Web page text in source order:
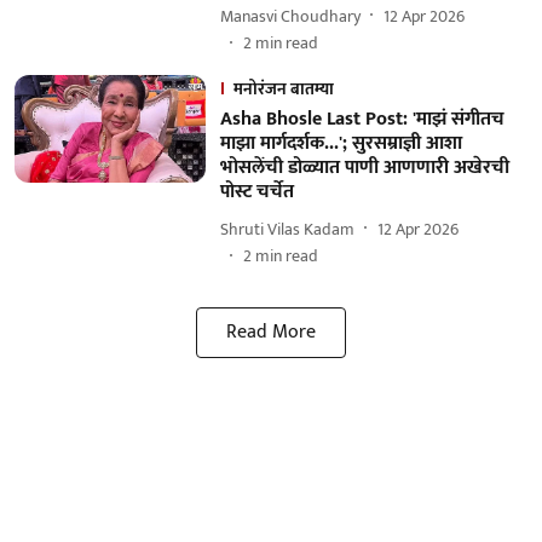
Manasvi Choudhary
12 Apr 2026
2min read
मनोरंजन बातम्या
Asha Bhosle Last Post: 'माझं संगीतच
माझा मार्गदर्शक...'; सुरसम्राज्ञी आशा
भोसलेंची डोळ्यात पाणी आणणारी अखेरची
पोस्ट चर्चेत
Shruti Vilas Kadam
12 Apr 2026
2min read
Read More